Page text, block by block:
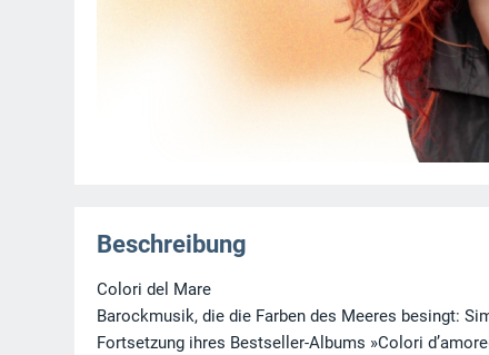
Beschreibung
Colori del Mare
Barockmusik, die die Farben des Meeres besingt:
Fortsetzung ihres Bestseller-Albums »Colori